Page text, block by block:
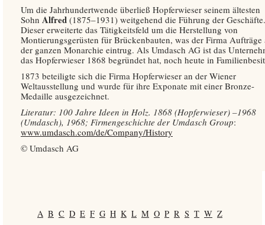
Um die Jahrhundertwende überließ Hopferwieser seinem ältesten
Sohn Alfred (1875–1931) weitgehend die Führung der Geschäfte.
Dieser erweiterte das Tätigkeitsfeld um die Herstellung von
Montierungsgerüsten für Brückenbauten, was der Firma Aufträge
der ganzen Monarchie eintrug. Als Umdasch AG ist das
das Hopferwieser 1868 begründet hat, noch heute in
1873 beteiligte sich die Firma Hopferwieser an der Wiener
Weltausstellung und wurde für ihre Exponate mit einer Bronze-
Medaille ausgezeichnet.
Literatur: 100 Jahre Ideen in Holz. 1868 (Hopferwieser) –1968
(Umdasch), 1968; Firmengeschichte der Umdasch Group:
www.umdasch.com/de/Company/History
© Umdasch AG
A B C D E F G H K L M O P R S T W Z